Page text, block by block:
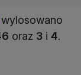
wylosowano
oraz 3 i 4.